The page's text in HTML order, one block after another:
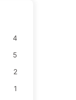
4
5
2
1